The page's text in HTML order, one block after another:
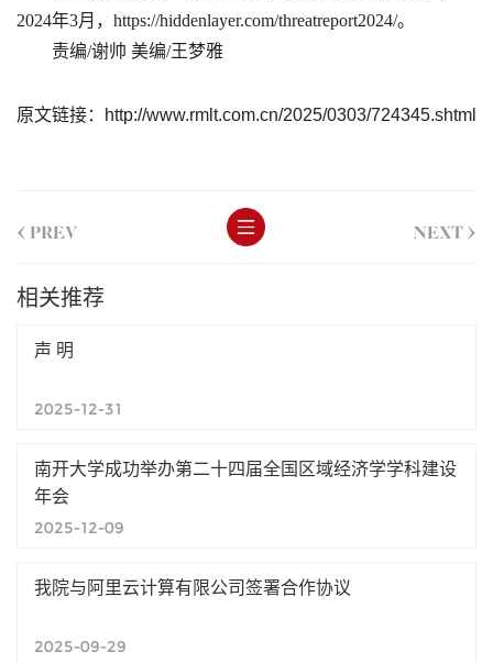
2024年3月，https://hiddenlayer.com/threatreport2024/。
责编/谢帅 美编/王梦雅
原文链接： http://www.rmlt.com.cn/2025/0303/724345.shtml
< PREV NEXT >
相关推荐
声 明
2025-12-31
南开大学成功举办第二十四届全国区域经济学学科建设
年会
2025-12-09
我院与阿里云计算有限公司签署合作协议
2025-09-29